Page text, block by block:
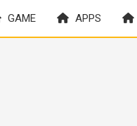
GAME APPS